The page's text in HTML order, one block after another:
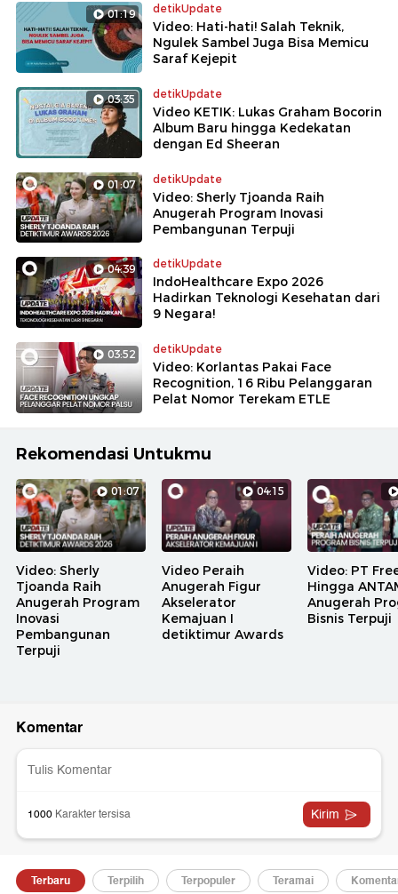
01:19 detikUpdate
Video: Hati-hati! Salah Teknik,
Ngulek Sambel Juga Bisa Memicu
Saraf Kejepit
03:35 detikUpdate
Video KETIK: Lukas Graham Bocorin
Album Baru hingga Kedekatan
dengan Ed Sheeran
01:07 detikUpdate
Video: Sherly Tjoanda Raih
Anugerah Program Inovasi
Pembangunan Terpuji
04:39 detikUpdate
IndoHealthcare Expo 2026
Hadirkan Teknologi Kesehatan dari
9 Negara!
03:52 detikUpdate
Video: Korlantas Pakai Face
Recognition, 16 Ribu Pelanggaran
Pelat Nomor Terekam ETLE
Rekomendasi Untukmu
01:07
Video: Sherly
Tjoanda Raih
Anugerah Program
Inovasi
Pembangunan
Terpuji
04:15
Video Peraih
Anugerah Figur
Akselerator
Kemajuan I
detiktimur Awards
Video: PT
Hingga
Anugerah
Bisnis Terpuji